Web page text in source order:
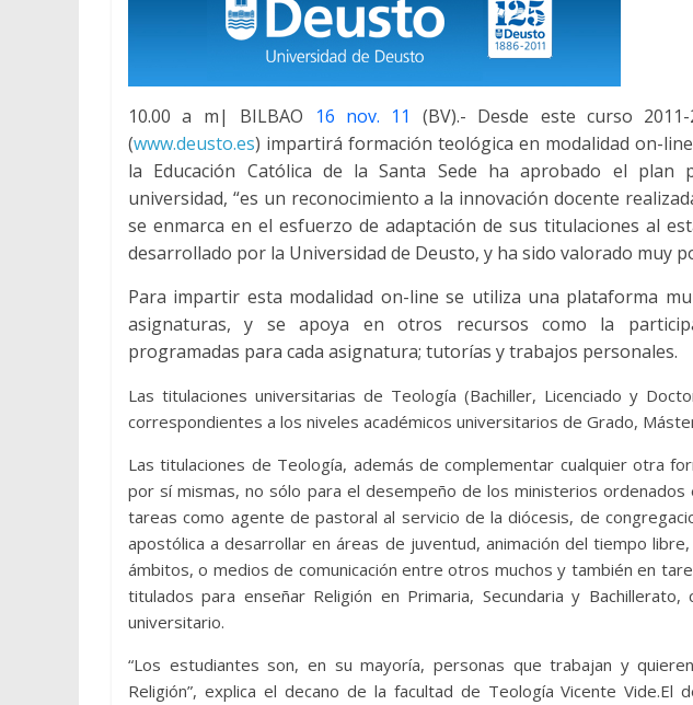
10.00 a m| BILBAO 16 nov. 11 (BV).- Desde este curso
(www.deusto.es) impartirá formación teológica en modalidad on-
la Educación Católica de la Santa Sede ha aprobado el plan
universidad, “es un reconocimiento a la innovación docente
se enmarca en el esfuerzo de adaptación de sus titulaciones al
desarrollado por la Universidad de Deusto, y ha sido valorado muy
Para impartir esta modalidad on-line se utiliza una plataforma
asignaturas, y se apoya en otros recursos como la
programadas para cada asignatura; tutorías y trabajos personales.
Las titulaciones universitarias de Teología (Bachiller, Licenciado y
correspondientes a los niveles académicos universitarios de Grado,
Las titulaciones de Teología, además de complementar cualquier otra
por sí mismas, no sólo para el desempeño de los ministerios
tareas como agente de pastoral al servicio de la diócesis, de
apostólica a desarrollar en áreas de juventud, animación del tiempo
ámbitos, o medios de comunicación entre otros muchos y también en
titulados para enseñar Religión en Primaria, Secundaria y
universitario.
“Los estudiantes son, en su mayoría, personas que trabajan y
Religión”, explica el decano de la facultad de Teología Vicente Vide.El